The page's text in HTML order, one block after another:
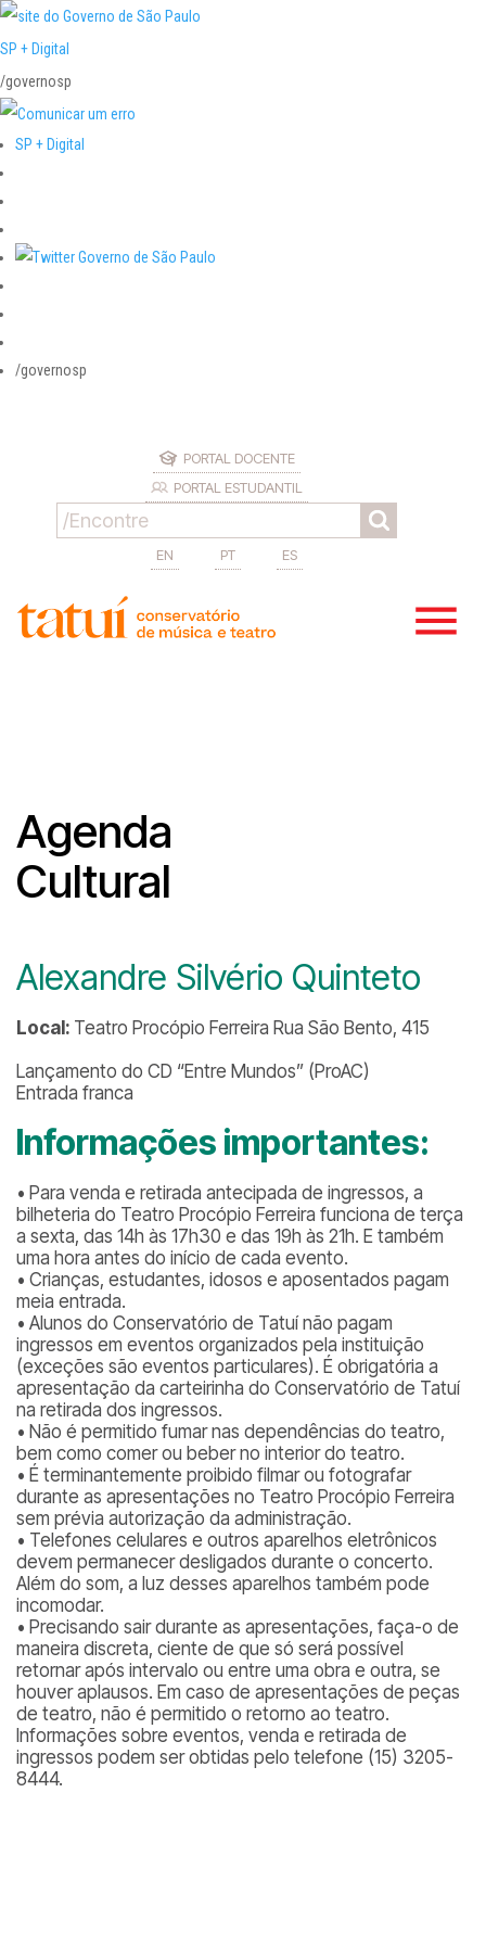
SP + Digital
/governosp
SP + Digital
/governosp
PORTAL DOCENTE
PORTAL ESTUDANTIL
EN PT ES
Agenda
Cultural
Alexandre Silvério Quinteto
Local: Teatro Procópio Ferreira Rua São Bento, 415
Lançamento do CD “Entre Mundos” (ProAC)
Entrada franca
Informações importantes:
• Para venda e retirada antecipada de ingressos, a
bilheteria do Teatro Procópio Ferreira funciona de terça
a sexta, das 14h às 17h30 e das 19h às 21h. E também
uma hora antes do início de cada evento.
• Crianças, estudantes, idosos e aposentados pagam
meia entrada.
• Alunos do Conservatório de Tatuí não pagam
ingressos em eventos organizados pela instituição
(exceções são eventos particulares). É obrigatória a
apresentação da carteirinha do Conservatório de Tatuí
na retirada dos ingressos.
• Não é permitido fumar nas dependências do teatro,
bem como comer ou beber no interior do teatro.
• É terminantemente proibido filmar ou fotografar
durante as apresentações no Teatro Procópio Ferreira
sem prévia autorização da administração.
• Telefones celulares e outros aparelhos eletrônicos
devem permanecer desligados durante o concerto.
Além do som, a luz desses aparelhos também pode
incomodar.
• Precisando sair durante as apresentações, faça-o de
maneira discreta, ciente de que só será possível
retornar após intervalo ou entre uma obra e outra, se
houver aplausos. Em caso de apresentações de peças
de teatro, não é permitido o retorno ao teatro.
Informações sobre eventos, venda e retirada de
ingressos podem ser obtidas pelo telefone (15) 3205-
8444.